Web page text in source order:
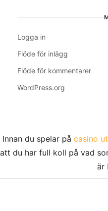
Logga in
Flöde för inlägg
Flöde för kommentarer
WordPress.org
Innan du spelar på casino
att du har full koll på vad
är